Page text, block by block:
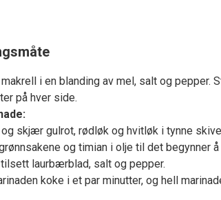
i en blanding av mel, salt og pepper.
på hver side.
og skjær gulrot, rødløk og hvitløk i tynne
og timian i olje til det begynner
tilsett laurbærblad, salt og pepper.
koke i et par minutter, og hell